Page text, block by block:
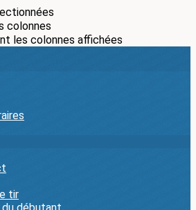
colonnes
les colonnes affichées
tir